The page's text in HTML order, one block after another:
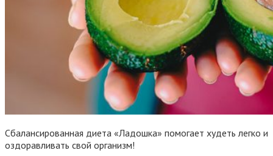
Сбалансированная диета «Ладошка» помогает худеть легко и
оздоравливать свой организм!